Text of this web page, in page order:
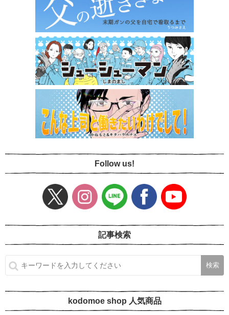
Follow us!
記事検索
kodomoe shop 人気商品